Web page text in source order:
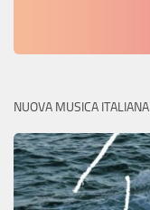
NUOVA MUSICA ITALIANA